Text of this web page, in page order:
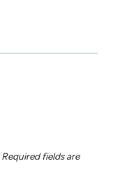
Required fields are